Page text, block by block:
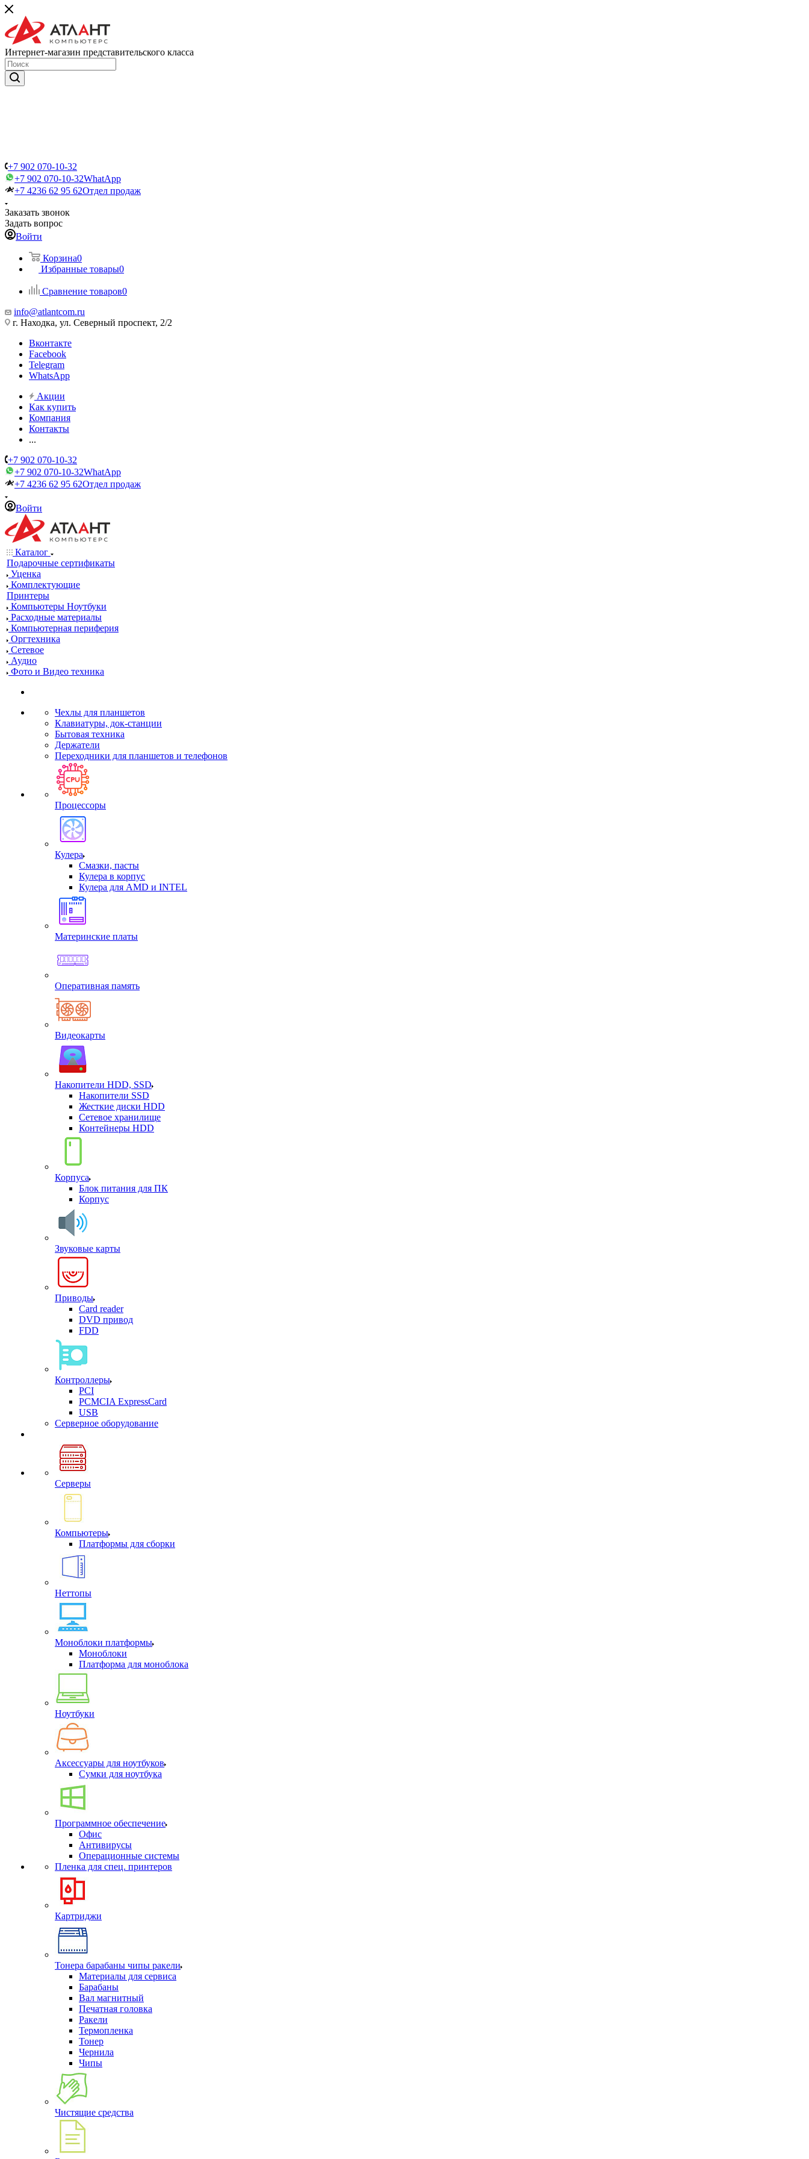
Интернет-магазин представительского класса
+7 902 070-10-32
+7 902 070-10-32WhatApp
+7 4236 62 95 62Отдел продаж
Заказать звонок
Задать вопрос
Войти
Корзина0
Избранные товары0
Сравнение товаров0
info@atlantcom.ru
г. Находка, ул. Северный проспект, 2/2
Вконтакте
Facebook
Telegram
WhatsApp
Акции
Как купить
Компания
Контакты
...
+7 902 070-10-32
+7 902 070-10-32WhatApp
+7 4236 62 95 62Отдел продаж
Войти
Каталог
Подарочные сертификаты
Уценка
Комплектующие
Принтеры
Компьютеры Ноутбуки
Расходные материалы
Компьютерная периферия
Оргтехника
Сетевое
Аудио
Фото и Видео техника
Чехлы для планшетов
Клавиатуры, док-станции
Бытовая техника
Держатели
Переходники для планшетов и телефонов
Процессоры
Кулера
Смазки, пасты
Кулера в корпус
Кулера для AMD и INTEL
Материнские платы
Оперативная память
Видеокарты
Накопители HDD, SSD
Накопители SSD
Жесткие диски HDD
Сетевое хранилище
Контейнеры HDD
Корпуса
Блок питания для ПК
Корпус
Звуковые карты
Приводы
Card reader
DVD привод
FDD
Контроллеры
PCI
PCMCIA ExpressCard
USB
Cерверное оборудование
Серверы
Компьютеры
Платформы для сборки
Неттопы
Моноблоки платформы
Моноблоки
Платформа для моноблока
Ноутбуки
Аксессуары для ноутбуков
Сумки для ноутбука
Программное обеспечение
Офис
Антивирусы
Операционные системы
Пленка для спец. принтеров
Картриджи
Тонера барабаны чипы ракели
Материалы для сервиса
Барабаны
Вал магнитный
Печатная головка
Ракели
Термопленка
Тонер
Чернила
Чипы
Чистящие средства